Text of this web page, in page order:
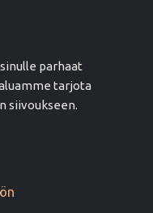
parhaat
tarjota
siivoukseen.